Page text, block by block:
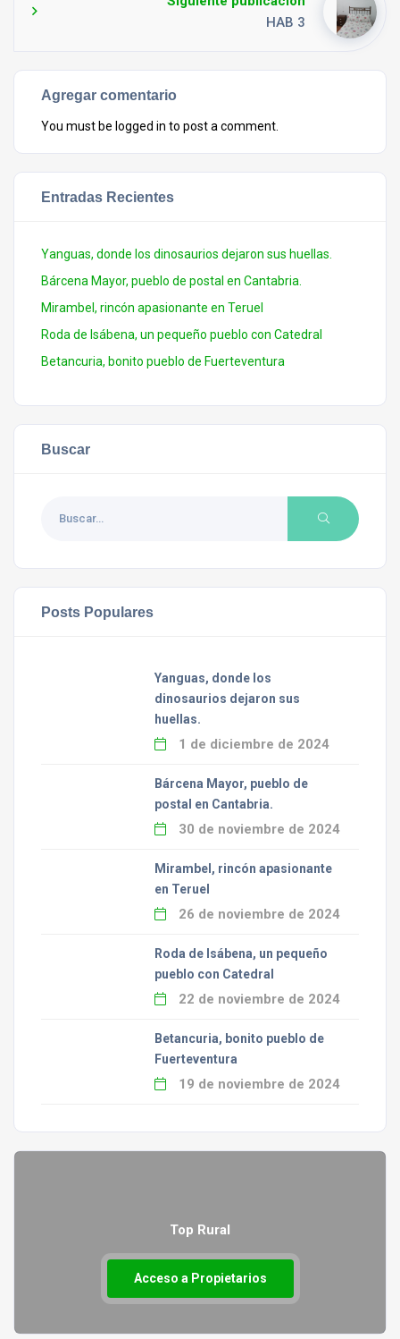
HAB 3
Agregar comentario
You must be logged in to post a comment.
Entradas Recientes
Yanguas, donde los dinosaurios dejaron sus huellas.
Bárcena Mayor, pueblo de postal en Cantabria.
Mirambel, rincón apasionante en Teruel
Roda de Isábena, un pequeño pueblo con Catedral
Betancuria, bonito pueblo de Fuerteventura
Buscar
Posts Populares
Yanguas, donde los
dinosaurios dejaron sus
huellas.
1 de diciembre de 2024
Bárcena Mayor, pueblo de
postal en Cantabria.
30 de noviembre de 2024
Mirambel, rincón apasionante
en Teruel
26 de noviembre de 2024
Roda de Isábena, un pequeño
pueblo con Catedral
22 de noviembre de 2024
Betancuria, bonito pueblo de
Fuerteventura
19 de noviembre de 2024
Top Rural
Acceso a Propietarios